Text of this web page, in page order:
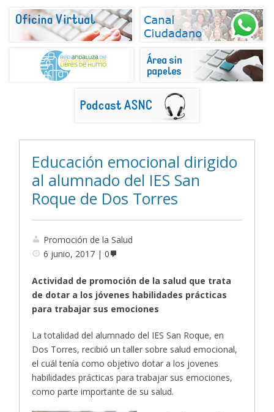
Educación emocional dirigido
al alumnado del IES San
Roque de Dos Torres
Promoción de la Salud
6 junio, 2017
0
Actividad de promoción de la salud que trata
de dotar a los jóvenes habilidades prácticas
para trabajar sus emociones
La totalidad del alumnado del IES San Roque, en
Dos Torres, recibió un taller sobre salud emocional,
el cuál tenía como objetivo dotar a los jovenes
habilidades prácticas para trabajar sus emociones,
como parte importante de su salud.